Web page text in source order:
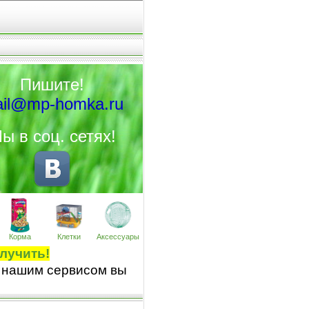
Пишите!
homka.ru
в соц. сетях!
Корма Клетки Аксессуары
нашим сервисом вы